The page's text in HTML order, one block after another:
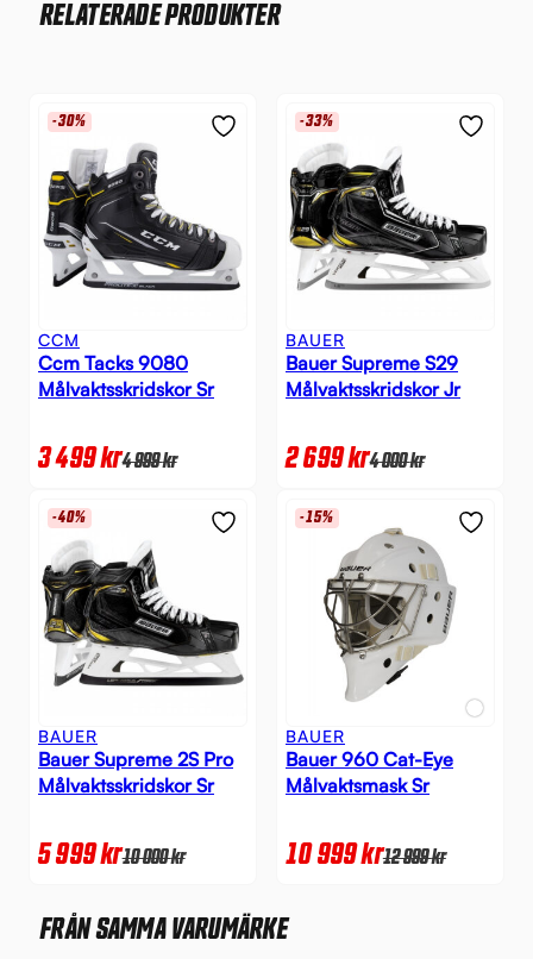
RELATERADE PRODUKTER
-30%
CCM
Ccm Tacks 9080
Målvaktsskridskor Sr
3 499kr4 999kr
-33%
BAUER
Bauer Supreme S29
Målvaktsskridskor Jr
2 699kr4 000kr
-40%
BAUER
Bauer Supreme 2S Pro
Målvaktsskridskor Sr
5 999kr10 000kr
-15%
BAUER
Bauer 960 Cat-Eye
Målvaktsmask Sr
10 999kr12 999kr
FRÅN SAMMA VARUMÄRKE